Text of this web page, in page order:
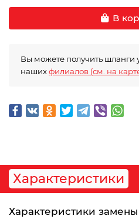
В
Вы можете получить шланги
нашихфилиалов (см. на
Характеристики
Характеристики замены